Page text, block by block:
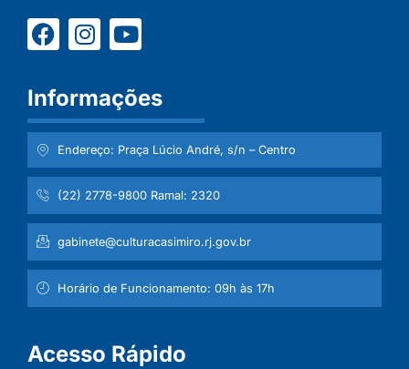
Informações
Endereço: Praça Lúcio André, s/n – Centro
(22) 2778-9800 Ramal: 2320
gabinete@culturacasimiro.rj.gov.br
Horário de Funcionamento: 09h às 17h
Acesso Rápido